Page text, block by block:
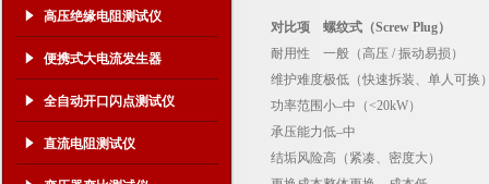
高压绝缘电阻测试仪
便携式大电流发生器
全自动开口闪点测试仪
直流电阻测试仪
对比项
螺纹式（Screw Plug）
耐用性
一般（高压 / 振动易损）
维护难度极低（快速拆装、单人可换
功率范围小–中（<20kW）
承压能力低–中
结垢风险高（紧凑、密度大）